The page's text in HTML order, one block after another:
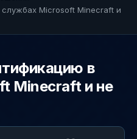
службах Microsoft Minecraft и
в
Minecraft и не